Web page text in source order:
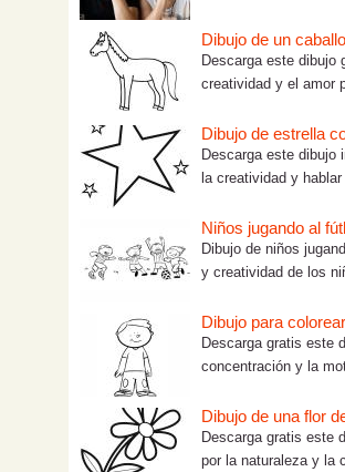
Dibujo de un
Descarga este dibujo
creatividad y el amor
Dibujo de estrella
Descarga este dibujo
la creatividad y
Niños jugando al
Dibujo de niños
y creatividad de los
Dibujo para
Descarga gratis este
concentración y la
Dibujo de una flor
Descarga gratis este
por la naturaleza y la